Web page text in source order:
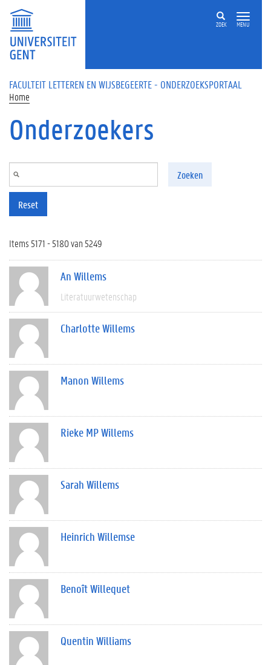
Overslaan en naar de inhoud gaan
ZOEK MENU
FACULTEIT LETTEREN EN WIJSBEGEERTE - ONDERZOEKSPORTAAL
Home
Onderzoekers
Zoeken
Reset
Items 5171 - 5180 van 5249
An Willems
Literatuurwetenschap
Charlotte Willems
Manon Willems
Rieke MP Willems
Sarah Willems
Heinrich Willemse
Benoît Willequet
Quentin Williams